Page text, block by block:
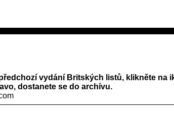
vydání Britských listů, klikněte na
dostanete se do archívu.